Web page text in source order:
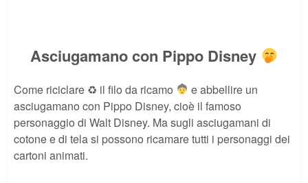
Asciugamano con Pippo Disney
Come riciclare ♻ il filo da ricamo
e abbellire un
asciugamano con Pippo Disney, cioè il famoso
personaggio di Walt Disney. Ma sugli asciugamani di
cotone e di tela si possono ricamare tutti i personaggi dei
cartoni animati.